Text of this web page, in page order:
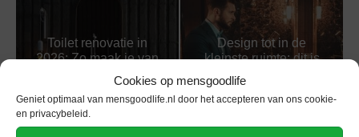
Cookies op mensgoodlife
Geniet optimaal van mensgoodlife.nl door het accepteren van ons cookie-
en privacybeleid.
Toilet renovatie in
2026: Zo maak je van
de kleinste ruimte een
luxe visitekaartje
Design tot in de
kleinste ruimte: dit is
de nieuwe standaard
voor toiletten